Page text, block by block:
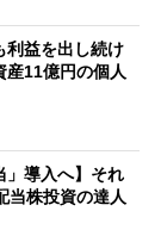
利益を出し続け
産11億円の個人
」導入へ】それ
当株投資の達人